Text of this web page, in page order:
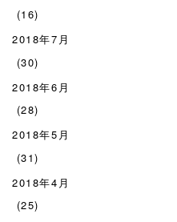
(16)
2018年7月
(30)
2018年6月
(28)
2018年5月
(31)
2018年4月
(25)